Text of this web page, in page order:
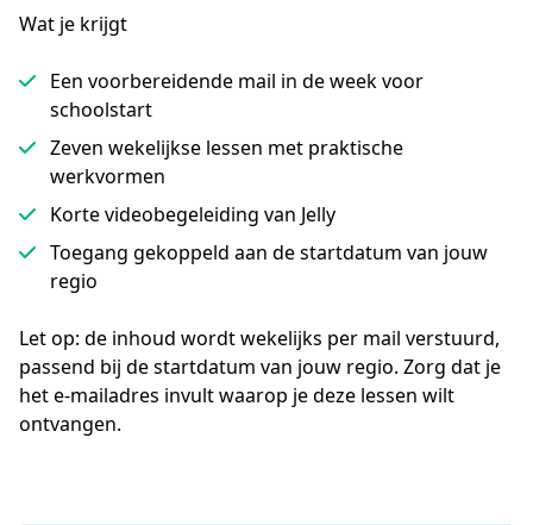
Wat je krijgt
Een voorbereidende mail in de week voor
schoolstart
Zeven wekelijkse lessen met praktische
werkvormen
Korte videobegeleiding van Jelly
Toegang gekoppeld aan de startdatum van jouw
regio
Let op: de inhoud wordt wekelijks per mail verstuurd,
passend bij de startdatum van jouw regio. Zorg dat je
het e-mailadres invult waarop je deze lessen wilt
ontvangen.